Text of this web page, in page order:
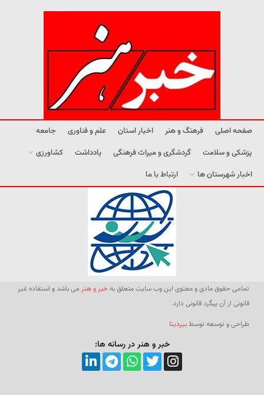
صفحه اصلی فرهنگ و هنر اخبار استان علم و فناوری
جامعه
پزشکی و سلامت
گردشگری و میراث فرهنگی یادداشت
کشاورزی
اخبار شهرستان ها
ارتباط با ما
تمامی حقوق مادی و معنوی این وب سایت متعلق بهخبر و هنر می باشد و استفاده غیر
قانونی از آن پیگرد قانونی دارد.
طراحی و توسعه توسطبیردیتا
خبر و هنر در رسانه ها: